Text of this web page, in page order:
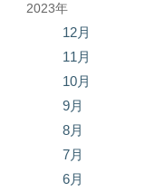
2023年
12月
11月
10月
9月
8月
7月
6月